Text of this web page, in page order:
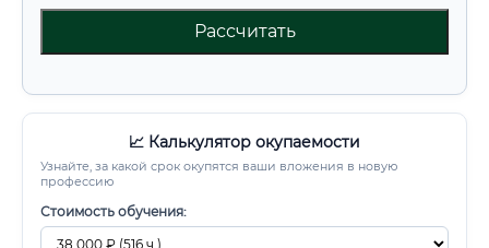
Рассчитать
📈 Калькулятор окупаемости
Узнайте, за какой срок окупятся ваши вложения в новую
профессию
Стоимость обучения: